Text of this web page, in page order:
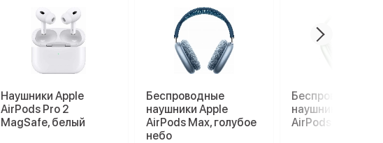
Наушники Apple
AirPods Pro 2
MagSafe, белый
Беспроводные
наушники Apple
AirPods Max, голубое
небо
Беспроводные
наушники Apple
AirPods Max,